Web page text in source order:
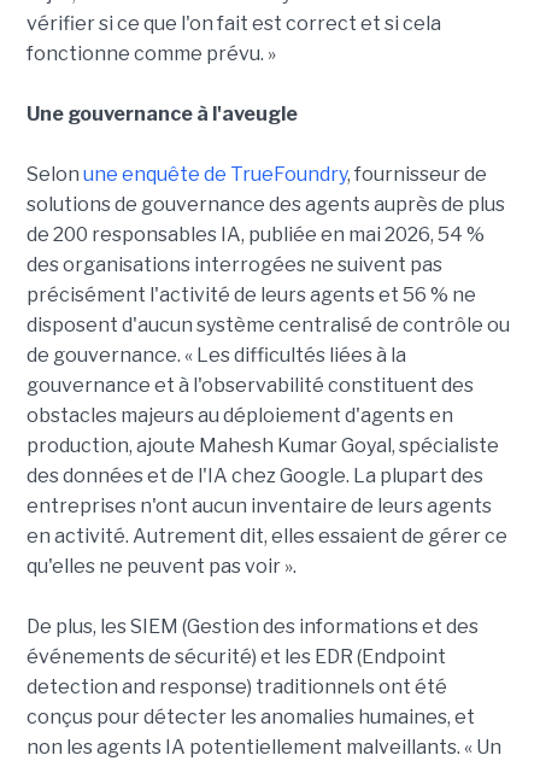
vérifier si ce que l'on fait est correct et si cela
fonctionne comme prévu. »
Une gouvernance à l'aveugle
Selon une enquête de TrueFoundry, fournisseur de
solutions de gouvernance des agents auprès de plus
de 200 responsables IA, publiée en mai 2026, 54 %
des organisations interrogées ne suivent pas
précisément l'activité de leurs agents et 56 % ne
disposent d'aucun système centralisé de contrôle ou
de gouvernance. « Les difficultés liées à la
gouvernance et à l'observabilité constituent des
obstacles majeurs au déploiement d'agents en
production, ajoute Mahesh Kumar Goyal, spécialiste
des données et de l'IA chez Google. La plupart des
entreprises n'ont aucun inventaire de leurs agents
en activité. Autrement dit, elles essaient de gérer ce
qu'elles ne peuvent pas voir ».
De plus, les SIEM (Gestion des informations et des
événements de sécurité) et les EDR (Endpoint
detection and response) traditionnels ont été
conçus pour détecter les anomalies humaines, et
non les agents IA potentiellement malveillants. « Un